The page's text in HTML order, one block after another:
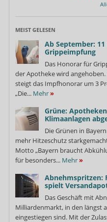
Willkommen im Labor: Die „Apotheken-
mitdiskutieren!
MEIST GELESEN
Ab September:
Grippeimpfung
Das Honorar für
der Apotheke wird
steigt das Impfhonorar um 3
„Die... Mehr»
Grüne:
Klimaanlagen
Die Grünen in
mehr Hitzeschutz
Motto „Bayern braucht
für besonders... Mehr»
Abnehmspritzen:
spielt
Das Geschäft mit
Milliardenmarkt, in den längst
eingestiegen sind. Mit der